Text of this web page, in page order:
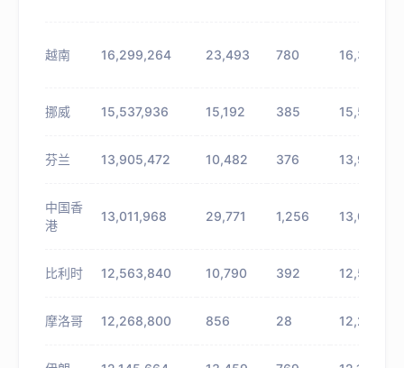
越南 16,299,264 23,493 780
挪威 15,537,936 15,192 385
芬兰 13,905,472 10,482 376
中国香
港
13,011,968 29,771 1,256
比利时 12,563,840 10,790 392
摩洛哥 12,268,800 856 28